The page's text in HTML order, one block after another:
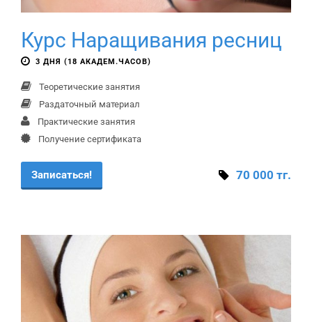
Курс Наращивания ресниц
3 ДНЯ (18 АКАДЕМ.ЧАСОВ)
Теоретические занятия
Раздаточный материал
Практические занятия
Получение сертификата
Записаться! 70 000 тг.